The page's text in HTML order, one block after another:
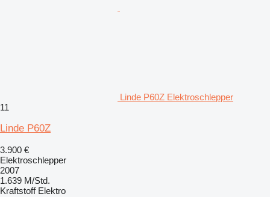
Linde P60Z Elektroschlepper
11
Linde P60Z
3.900 €
Elektroschlepper
2007
1.639 M/Std.
Kraftstoff Elektro